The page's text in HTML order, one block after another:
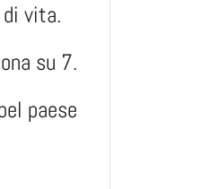
vita.
su 7.
paese